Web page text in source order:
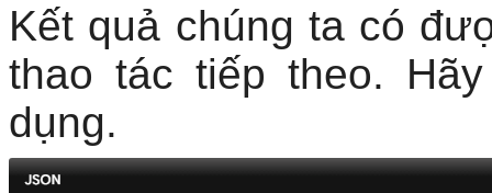
Kết quả chúng ta có
thao tác tiếp theo.
dụng.